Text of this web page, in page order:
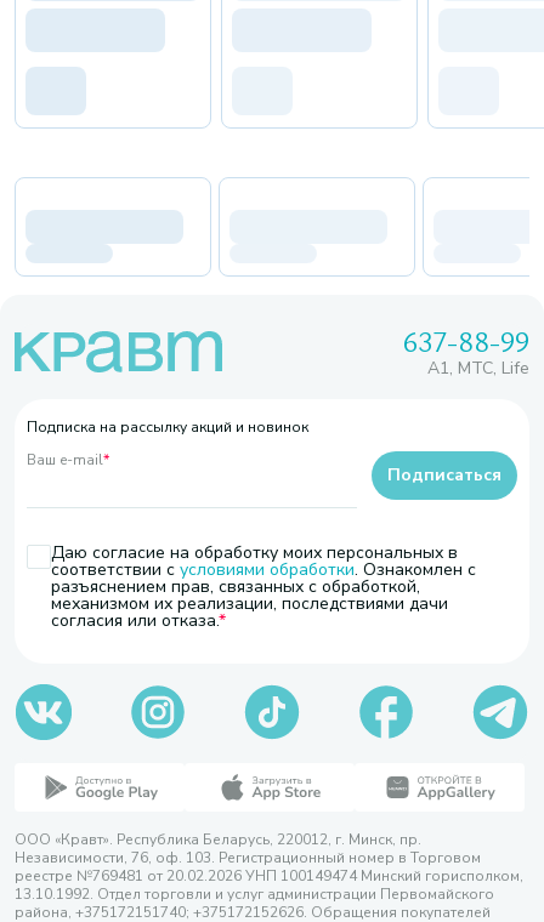
637-88-99
A1, МТС, Life
Подписка на рассылку акций и новинок
Ваш e-mail*
Даю согласие на обработку моих персональных в
соответствии с условиями обработки. Ознакомлен с
разъяснением прав, связанных с обработкой,
механизмом их реализации, последствиями дачи
согласия или отказа.
Подписаться
ООО «Кравт». Республика Беларусь, 220012, г. Минск, пр.
Независимости, 76, оф. 103. Регистрационный номер в Торговом
реестре №769481 от 20.02.2026 УНП 100149474 Минский горисполком,
13.10.1992. Отдел торговли и услуг администрации Первомайского
района, +375172151740; +375172152626. Обращения покупателей